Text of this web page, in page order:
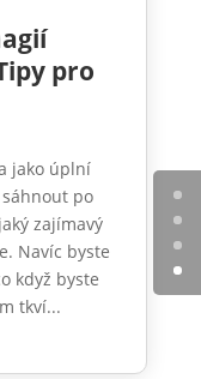
pro
jako úplní
po
zajímavý
Navíc byste
když byste
tkví...